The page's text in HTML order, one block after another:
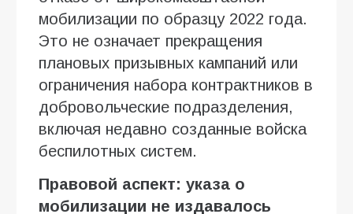
мобилизации по образцу 2022 года.
Это не означает прекращения
плановых призывных кампаний или
ограничения набора контрактников в
добровольческие подразделения,
включая недавно созданные войска
беспилотных систем.
Правовой аспект: указа о
мобилизации не издавалось